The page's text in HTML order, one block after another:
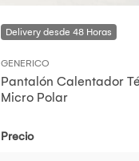
GENERICO
Pantalón Calentador
Micro Polar
Precio